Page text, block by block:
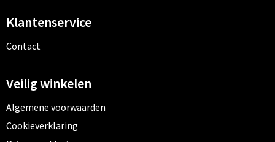
Klantenservice
Contact
Veilig winkelen
Algemene voorwaarden
Cookieverklaring